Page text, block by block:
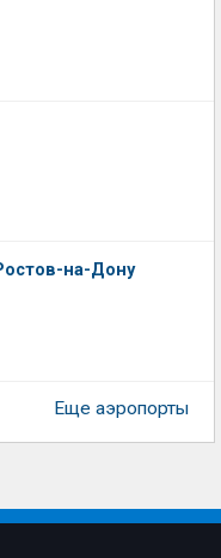
на-Дону
Еще аэропорты